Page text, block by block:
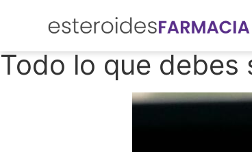
Todo lo que